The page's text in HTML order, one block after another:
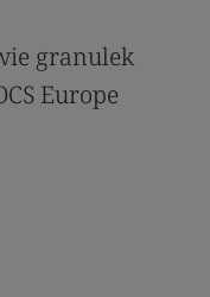
granulek
Europe